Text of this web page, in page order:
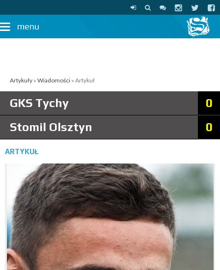
menu
Artykuły » Wiadomości » Artykuł
GKS Tychy
0
Stomil Olsztyn
0
ARTYKUŁ